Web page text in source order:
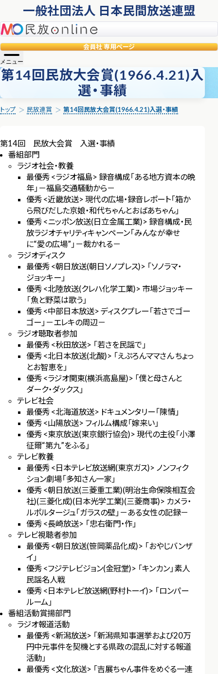
一般社団法人 日本民間放送連盟
会員社専用ページ
メニュー
第14回民放大会賞(1966.4.21)入
選・事績
トップ 民放連賞 第14回民放大会賞(1966.4.21)入選・事績
第14回 民放大会賞 入選・事績
番組部門
ラジオ社会・教養
最優秀 <ラジオ福島> 録音構成「ある地方資本の晩
年」－福島交通騒動から－
優秀 <近畿放送> 現代の広場・録音レポート「箱か
ら飛びだした京娘・和代ちゃんとおばあちゃん」
優秀 <ニッポン放送(日立金属工業)> 録音構成・民
放ラジオチャリティキャンペーン「みんなが幸せ
に“愛の広場”」－裁かれる－
ラジオディスク
最優秀 <朝日放送(朝日ソノプレス)> 「ソノラマ・
ジョッキー」
優秀 <北陸放送(クレハ化学工業)> 市場ジョッキー
「魚と野菜は歌う」
優秀 <中部日本放送> ディスクプレー「若さでゴー
ゴー」－エレキの周辺－
ラジオ聴取者参加
最優秀 <秋田放送> 「若さを民謡で」
優秀 <北日本放送(北酸)> 「えぷろんママさん ちょっ
とお智恵を」
優秀 <ラジオ関東(横浜高島屋)> ｢僕と母さんと
ダーク・ダックス」
テレビ社会
最優秀 <北海道放送> ドキュメンタリー「陳情」
優秀 <山陽放送> フィルム構成「嫁来い」
優秀 <東京放送(東京銀行協会)> 現代の主役「小澤
征爾“第九”をふる」
テレビ教養
最優秀 <日本テレビ放送網(東京ガス)> ノンフィク
ション劇場「多知さん一家」
優秀 <朝日放送(三菱重工業)(明治生命保険相互会
社)(三菱化成)(日本光学工業)(三菱商事)> カメラ・
ルポルタージュ「ガラスの壁」－ある女性の記録－
優秀 <長崎放送> 「忠右衛門・作」
テレビ視聴者参加
最優秀 <朝日放送(笹岡薬品化成)> 「おやじバンザ
イ」
優秀 <フジテレビジョン(金冠堂)> 「キンカン」素人
民謡名人戦
優秀 <日本テレビ放送網(野村トーイ)> 「ロンパー
ルーム」
番組活動賞揚部門
ラジオ報道活動
最優秀 <新潟放送> 「新潟県知事選挙および20万
円中元事件を契機とする県政の混乱に対する報道
活動」
最優秀 <文化放送> 「吉展ちゃん事件をめぐる一連